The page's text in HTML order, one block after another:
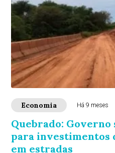
Economia Há 9 meses
Quebrado: Governo
para investimentos
em estradas